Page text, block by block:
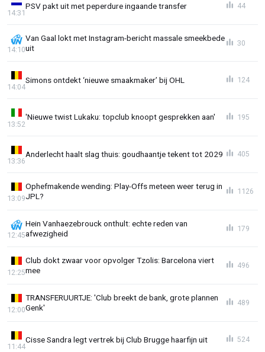
PSV pakt uit met peperdure ingaande transfer
14:31
44
Van Gaal lokt met Instagram-bericht massale smeekbede
uit
14:10
30
Simons ontdekt ‘nieuwe smaakmaker’ bij OHL
14:04
124
'Nieuwe twist Lukaku: topclub knoopt gesprekken aan'
13:52
195
Anderlecht haalt slag thuis: goudhaantje tekent tot 2029
13:36
405
Ophefmakende wending: Play-Offs meteen weer terug in
JPL?
13:09
1126
Hein Vanhaezebrouck onthult: echte reden van
afwezigheid
12:45
179
Club dokt zwaar voor opvolger Tzolis: Barcelona viert
mee
12:25
496
TRANSFERUURTJE: 'Club breekt de bank, grote plannen
Genk'
12:00
489
Cisse Sandra legt vertrek bij Club Brugge haarfijn uit
11:44
524